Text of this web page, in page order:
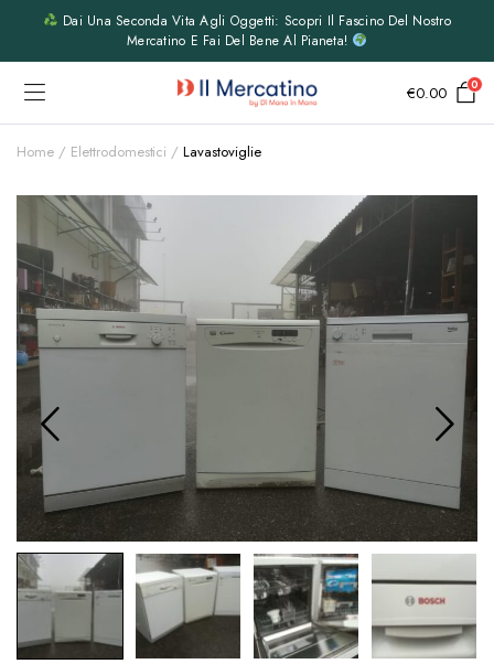
Dai Una Seconda Vita Agli Oggetti: Scopri Il Fascino Del Nostro
Mercatino E Fai Del Bene Al Pianeta!
€0.00 0
Home Elettrodomestici Lavastoviglie